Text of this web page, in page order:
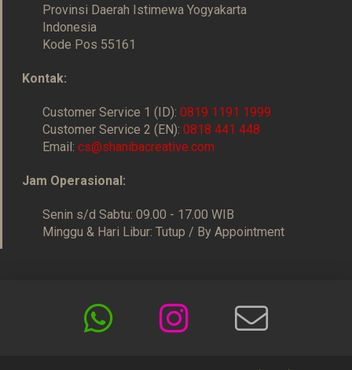
Provinsi Daerah Istimewa Yogyakarta
Indonesia
Kode Pos 55161
Kontak:
Customer Service 1 (ID):0819 1191 1999
Customer Service 2 (EN):0818 441 448
Email:cs@shanibacreative.com
Jam Operasional:
Senin s/d Sabtu: 09.00 - 17.00 WIB
Minggu & Hari Libur: Tutup / By Appointment